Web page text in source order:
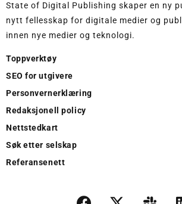
State of Digital Publishing skaper en ny
nytt fellesskap for digitale medier og
innen nye medier og teknologi.
Toppverktøy
SEO for utgivere
Personvernerklæring
Redaksjonell policy
Nettstedkart
Søk etter selskap
Referansenett